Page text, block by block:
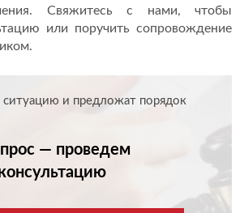
Свяжитесь с нами, чтобы
или поручить сопровождение
и предложат порядок
— проведем